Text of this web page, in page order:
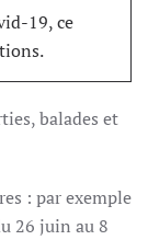
19, ce
balades et
: par exemple
26 juin au 8